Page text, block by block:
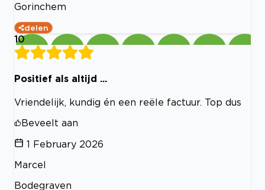
Gorinchem
delen
10
Positief als altijd ...
Vriendelijk, kundig én een reële factuur. Top dus
Beveelt aan
1 February 2026
Marcel
Bodegraven